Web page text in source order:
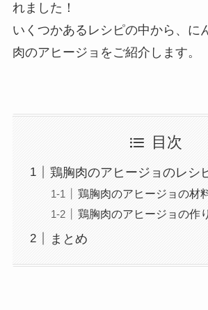
れました！
いくつかあるレシピの中から、に
肉のアヒージョをご紹介します。
目次
鶏胸肉のアヒージョのレシ
鶏胸肉のアヒージョの材
鶏胸肉のアヒージョの作
まとめ